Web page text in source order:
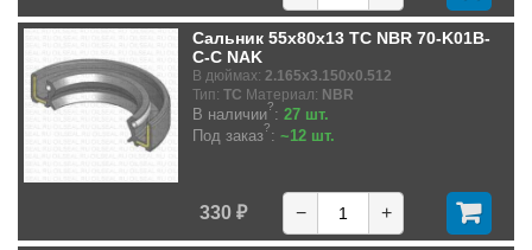
Сальник 55x80x13 TC NBR 70-K01B-
C-C NAK
В дюймах: 2.165x3.150x0.512
Тип: TC Материал: NBR
В наличии?: 27 шт.
Под заказ?: ~12 шт.
330 ₽ − +